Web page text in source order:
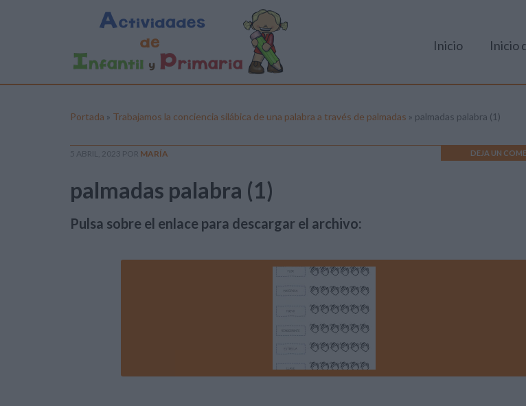
Inicio Inicio
Portada » Trabajamos la conciencia silábica de una palabra a través de palmadas » palmadas palabra (1)
5 ABRIL, 2023 POR MARÍA DEJA UN
palmadas palabra (1)
Pulsa sobre el enlace para descargar el archivo: